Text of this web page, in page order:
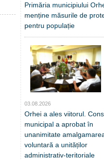
Primăria municipiului
menține măsurile de
pentru populație
03.08.2026
Orhei a ales viitorul.
municipal a aprobat în
unanimitate
voluntară a unităților
administrativ-teritoriale